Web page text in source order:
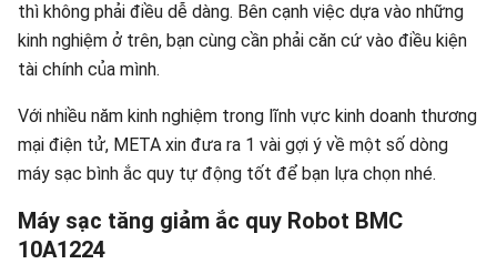
thì không phải điều dễ dàng. Bên cạnh việc dựa vào những
kinh nghiệm ở trên, bạn cùng cần phải căn cứ vào điều kiện
tài chính của mình.
Với nhiều năm kinh nghiệm trong lĩnh vực kinh doanh thương
mại điện tử, META xin đưa ra 1 vài gợi ý về một số dòng
máy sạc bình ắc quy tự động tốt để bạn lựa chọn nhé.
Máy sạc tăng giảm ắc quy Robot BMC
10A1224